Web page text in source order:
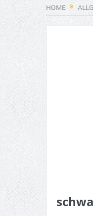
HOME